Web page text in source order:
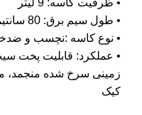
• طول سیم برق: 80 سانتیمتر
• نوع کاسه :نچسب و
• عملکرد: قابلیت پخت
زمینی سرخ شده منجمد،
کیک